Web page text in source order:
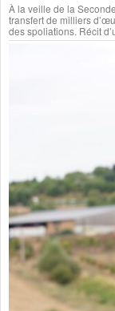
À la veille de la
transfert de milliers
des spoliations. Récit